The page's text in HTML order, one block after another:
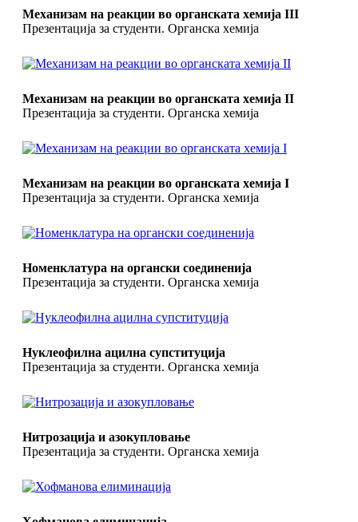
Механизам на реакции во органската хемија III
Презентација за студенти. Органска хемија
Механизам на реакции во органската хемија II
Презентација за студенти. Органска хемија
Механизам на реакции во органската хемија I
Презентација за студенти. Органска хемија
Номенклатура на органски соединенија
Презентација за студенти. Органска хемија
Нуклеофилна ацилна супституција
Презентација за студенти. Органска хемија
Нитрозација и азокупловање
Презентација за студенти. Органска хемија